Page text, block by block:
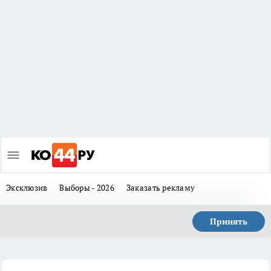
Эксклюзив Выборы - 2026 Заказать рекламу
Принять